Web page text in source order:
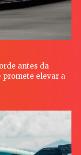
antes da
promete elevar a